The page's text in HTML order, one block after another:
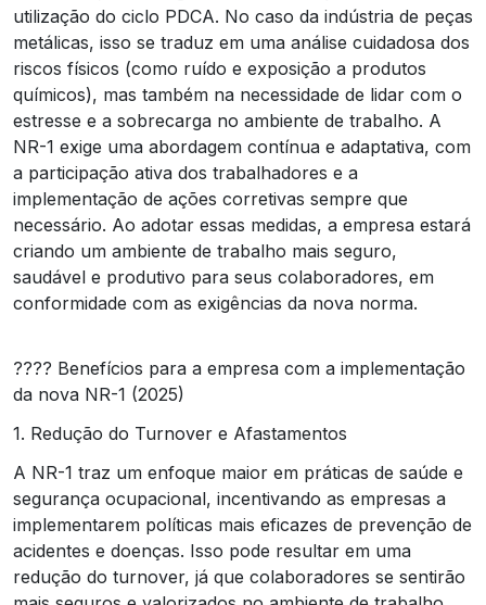
utilização do ciclo PDCA. No caso da indústria de peças
metálicas, isso se traduz em uma análise cuidadosa dos
riscos físicos (como ruído e exposição a produtos
químicos), mas também na necessidade de lidar com o
estresse e a sobrecarga no ambiente de trabalho. A
NR-1 exige uma abordagem contínua e adaptativa, com
a participação ativa dos trabalhadores e a
implementação de ações corretivas sempre que
necessário. Ao adotar essas medidas, a empresa estará
criando um ambiente de trabalho mais seguro,
saudável e produtivo para seus colaboradores, em
conformidade com as exigências da nova norma.
???? Benefícios para a empresa com a implementação
da nova NR-1 (2025)
1. Redução do Turnover e Afastamentos
A NR-1 traz um enfoque maior em práticas de saúde e
segurança ocupacional, incentivando as empresas a
implementarem políticas mais eficazes de prevenção de
acidentes e doenças. Isso pode resultar em uma
redução do turnover, já que colaboradores se sentirão